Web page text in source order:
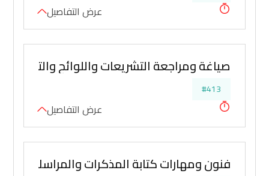
عرض التفاصيل
صياغة ومراجعة التشريعات واللوائح والتعاميم
#413
عرض التفاصيل
فنون ومهارات كتابة المذكرات والمراسلات